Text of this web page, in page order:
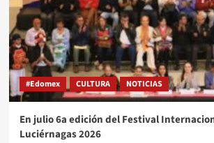
#Edomex CULTURA NOTICIAS
En julio 6a edición del Festival
Luciérnagas 2026